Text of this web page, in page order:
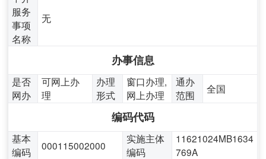
服务
事项
名称
无
办事信息
是否
网办
可网上办
理
办理
形式
窗口办理,
网上办理
通办
范围
全国
编码代码
基本
编码
000115002000
实施主体
编码
11621024MB1634
769A